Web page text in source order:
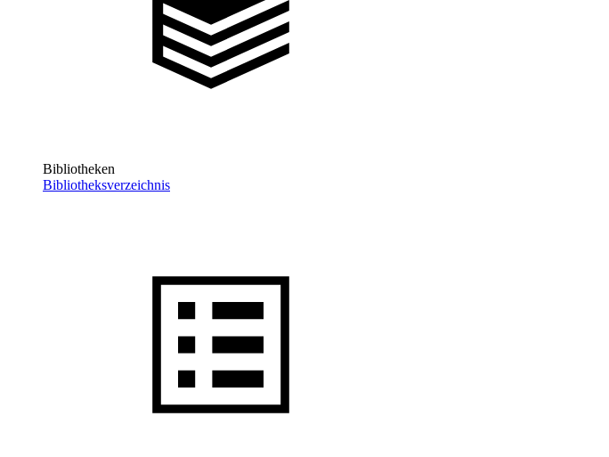
Bibliotheken
Bibliotheksverzeichnis